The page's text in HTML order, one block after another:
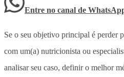
Entre no canal de
Se o seu objetivo principal é perder
com um(a) nutricionista ou
analisar seu caso, definir o melhor